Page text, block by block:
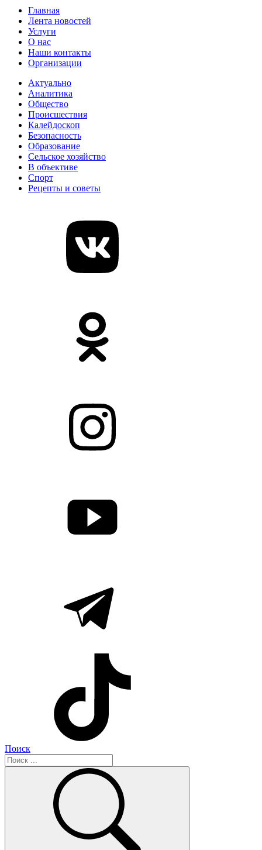
Главная
Лента новостей
Услуги
О нас
Наши контакты
Организации
Актуально
Аналитика
Общество
Происшествия
Калейдоскоп
Безопасность
Образование
Сельское хозяйство
В объективе
Спорт
Рецепты и советы
Поиск